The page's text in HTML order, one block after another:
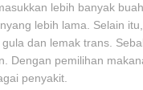
lebih banyak
lebih lama. Selain
dan lemak trans.
Dengan pemilihan
penyakit.